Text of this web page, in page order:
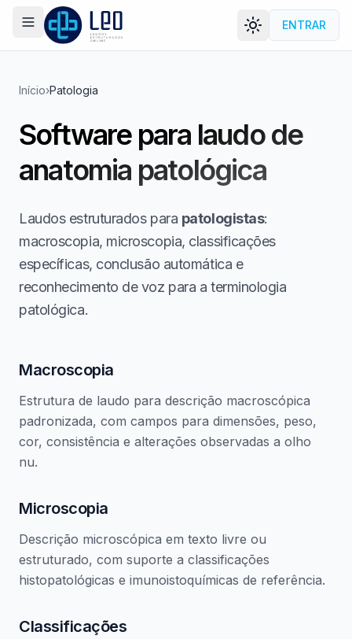
MenuLEORAD
ENTRAR
Início›Patologia
Software para laudo de
anatomia patológica
Laudos estruturados para patologistas:
macroscopia, microscopia, classificações
específicas, conclusão automática e
reconhecimento de voz para a terminologia
patológica.
Macroscopia
Estrutura de laudo para descrição macroscópica
padronizada, com campos para dimensões, peso,
cor, consistência e alterações observadas a olho
nu.
Microscopia
Descrição microscópica em texto livre ou
estruturado, com suporte a classificações
histopatológicas e imunoistoquímicas de referência.
Classificações